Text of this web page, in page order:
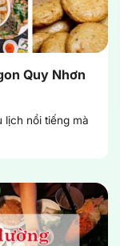
Quy Nhơn
lịch nổi tiếng mà